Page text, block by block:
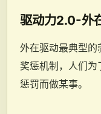
驱动力2.0-外
外在驱动最典型的
奖惩机制，人们为
惩罚而做某事。